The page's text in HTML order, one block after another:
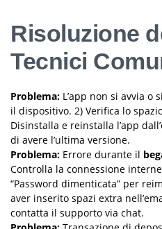
Risoluzione
Tecnici
Problema: L’app non si avvia o
il dispositivo. 2) Verifica lo
Disinstalla e reinstalla l’app
di avere l’ultima versione.
Problema: Errore durante il
Controlla la connessione
“Password dimenticata” per
aver inserito spazi extra
contatta il supporto via chat.